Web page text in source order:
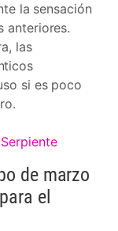
la sensación
anteriores.
las
si es poco
de marzo
el